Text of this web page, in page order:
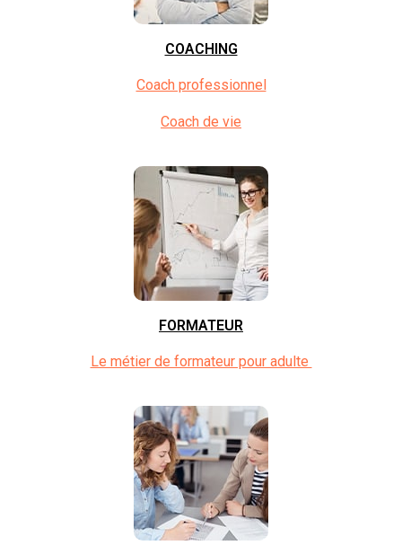
COACHING
Coach professionnel
Coach de vie
FORMATEUR
Le métier de formateur pour adulte